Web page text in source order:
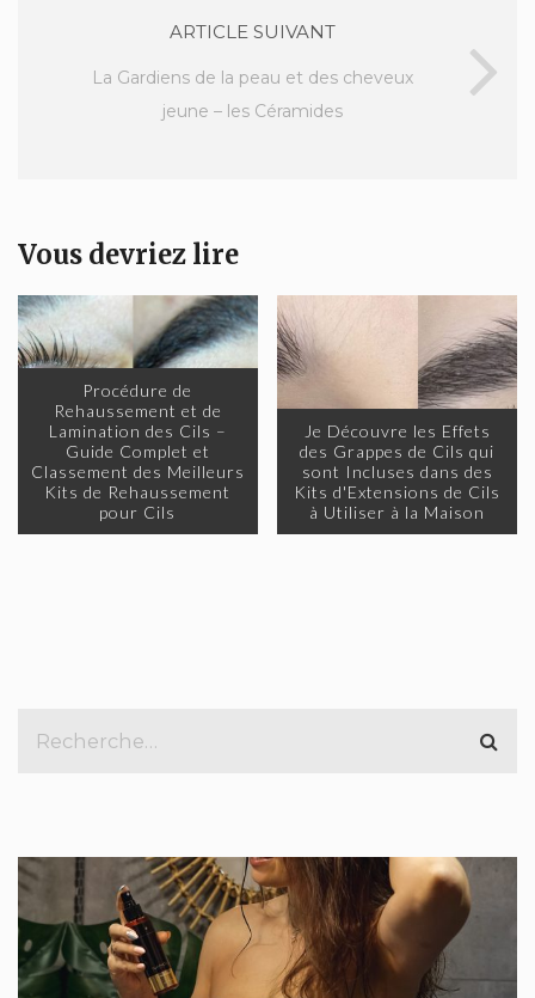
ARTICLE SUIVANT
La Gardiens de la peau et des cheveux
jeune – les Céramides
Vous devriez lire
Procédure de
Rehaussement et de
Lamination des Cils –
Guide Complet et
Classement des Meilleurs
Kits de Rehaussement
pour Cils
Je Découvre les Effets
des Grappes de Cils qui
sont Incluses dans des
Kits d'Extensions de Cils
à Utiliser à la Maison